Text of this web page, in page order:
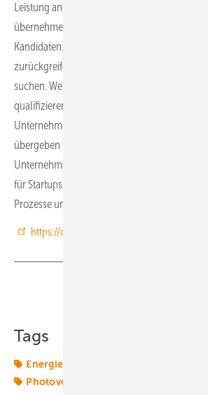
Leistung an. Auch da schauen wir uns das
übernehmen wir die gezielte Ansprache von
Kandidaten. Wir können dabei auf ein großes
zurückgreifen und aktiv die passenden
suchen. Wenn wir geeignete Bewerber
qualifizieren wir diese mit Gesprächen vor und
Unternehmen und das Unternehmen zu ihnen
übergeben wir den weiteren Prozess an die
Unternehmens. Wir machen auch strategische
für Startups, um deren Recruiting Strategien
Prozesse und Employer Branding Prozesse
https://climatetechtalents.com
Tags
Energiemarkt
Photovoltaik